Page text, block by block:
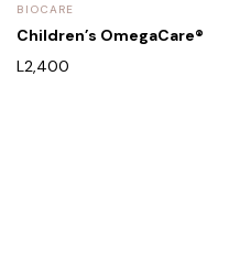
BIOCARE
Children’s OmegaCare®
L2,400